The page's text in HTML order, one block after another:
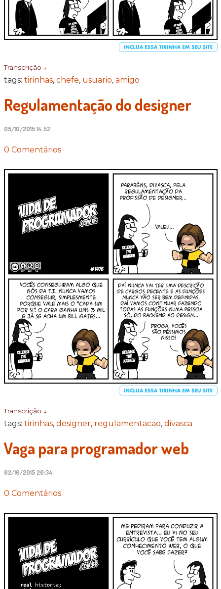
Transcrição ↓
tags: tirinhas, chefe, usuario, amigo
Regulamentação do designer
05/10/2015 14:52
0 Comentários
Transcrição ↓
tags: tirinhas, designer, regulamentacao, divasca
Vaga para programador web
02/10/2015 20:34
0 Comentários